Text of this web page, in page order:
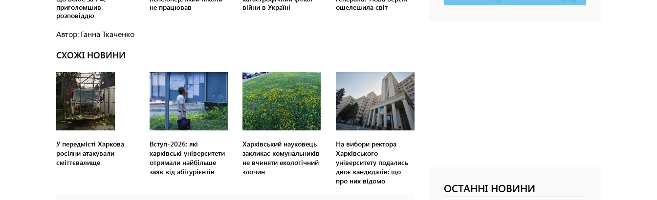
Автор: Ганна Ткаченко
СХОЖІ НОВИНИ
У передмісті Харкова
росіяни атакували
сміттєвалище
Вступ-2026: які
харківські університети
отримали найбільше
заяв від абітурієнтів
Харківський науковець
закликає комунальників
не вчиняти екологічний
злочин
На вибори ректора
Харківського
університету подались
двоє кандидатів: що
про них відомо
ОСТАННІ НОВИНИ